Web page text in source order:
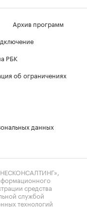
Архив программ
РБК
об ограничениях
данных
средства
службой
технологий